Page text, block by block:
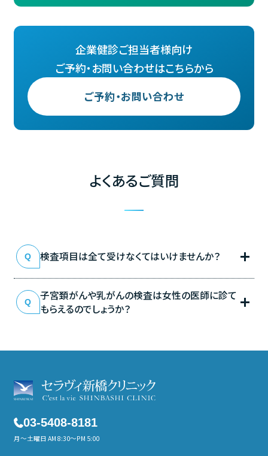
企業健診ご担当者様向け
ご予約・お問い合わせはこちらから
ご予約・お問い合わせ
よくあるご質問
検査項目は全て受けなくてはいけませんか？
子宮頚がんや乳がんの検査は女性の医師に診て
もらえるのでしょうか？
03-5408-8181
月～土曜日 AM 8:30～PM 5:00